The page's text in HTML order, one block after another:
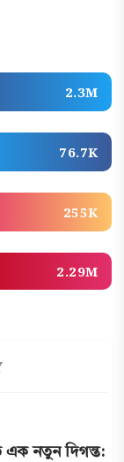
2.3M
76.7K
255K
2.29M
নতুন দিগন্ত: